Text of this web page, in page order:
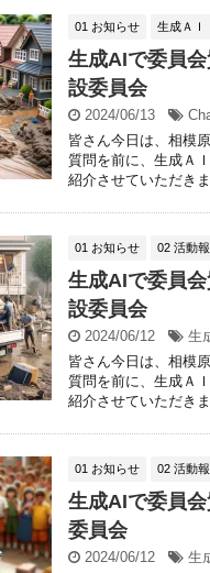
01 お知らせ 生成ＡＩ
生成AIで委員
設委員会
2024/06/13
皆さん今日は、相模
質問を前に、生成Ａ
紹介させていただき
01 お知らせ 02 活動
生成AIで委員
設委員会
2024/06/12 生
皆さん今日は、相模
質問を前に、生成Ａ
紹介させていただき
01 お知らせ 02 活動
生成AIで委員
委員会
2024/06/12 生